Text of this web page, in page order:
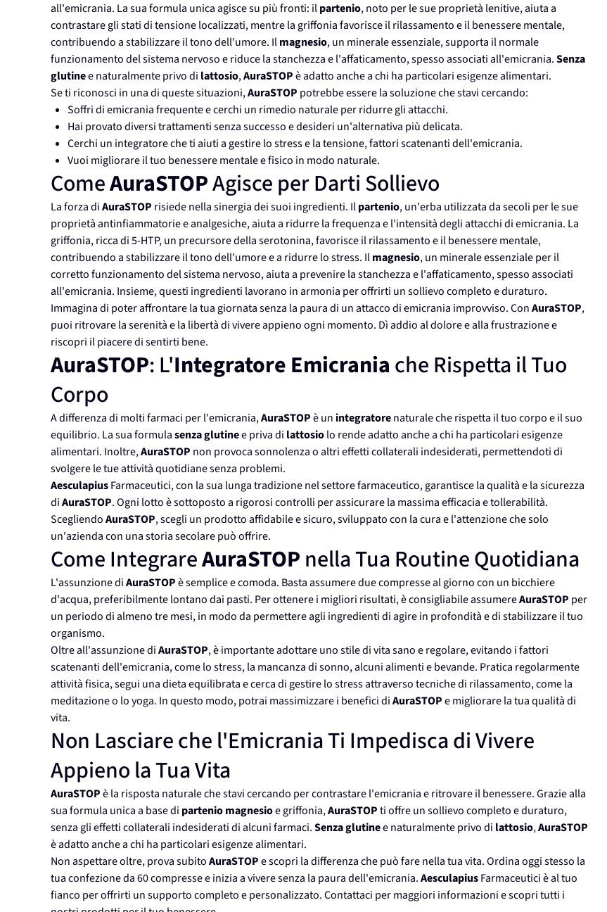
all'emicrania. La sua formula unica agisce su più fronti: ilpartenio, noto per le sue proprietà lenitive, aiuta a
contrastare gli stati di tensione localizzati, mentre la griffonia favorisce il rilassamento e il benessere mentale,
contribuendo a stabilizzare il tono dell'umore. Ilmagnesio, un minerale essenziale, supporta il normale
funzionamento del sistema nervoso e riduce la stanchezza e l'affaticamento, spesso associati all'emicrania.Senza
glutinee naturalmente privo di lattosio,AuraSTOPè adatto anche a chi ha particolari esigenze alimentari.
Se ti riconosci in una di queste situazioni,AuraSTOP potrebbe essere la soluzione che stavi cercando:
Soffri di emicrania frequente e cerchi un rimedio naturale per ridurre gli attacchi.
Hai provato diversi trattamenti senza successo e desideri un'alternativa più delicata.
Cerchi un integratore che ti aiuti a gestire lo stress e la tensione, fattori scatenanti dell'emicrania.
Vuoi migliorare il tuo benessere mentale e fisico in modo naturale.
ComeAuraSTOPAgisce per Darti Sollievo
La forza diAuraSTOP risiede nella sinergia dei suoi ingredienti. Ilpartenio, un'erba utilizzata da secoli per le sue
proprietà antinfiammatorie e analgesiche, aiuta a ridurre la frequenza e l'intensità degli attacchi di emicrania. La
griffonia, ricca di 5-HTP, un precursore della serotonina, favorisce il rilassamento e il benessere mentale,
contribuendo a stabilizzare il tono dell'umore e a ridurre lo stress. Ilmagnesio, un minerale essenziale per il
corretto funzionamento del sistema nervoso, aiuta a prevenire la stanchezza e l'affaticamento, spesso associati
all'emicrania. Insieme, questi ingredienti lavorano in armonia per offrirti un sollievo completo e duraturo.
Immagina di poter affrontare la tua giornata senza la paura di un attacco di emicrania improvviso. ConAuraSTOP,
puoi ritrovare la serenità e la libertà di vivere appieno ogni momento. Dì addio al dolore e alla frustrazione e
riscopri il piacere di sentirti bene.
AuraSTOP: L'Integratore Emicraniache Rispetta il Tuo
Corpo
A differenza di molti farmaci per l'emicrania,AuraSTOPè un integratorenaturale che rispetta il tuo corpo e il suo
equilibrio. La sua formulasenza glutinee priva di lattosiolo rende adatto anche a chi ha particolari esigenze
alimentari. Inoltre,AuraSTOP non provoca sonnolenza o altri effetti collaterali indesiderati, permettendoti di
svolgere le tue attività quotidiane senza problemi.
AesculapiusFarmaceutici, con la sua lunga tradizione nel settore farmaceutico, garantisce la qualità e la sicurezza
diAuraSTOP. Ogni lotto è sottoposto a rigorosi controlli per assicurare la massima efficacia e tollerabilità.
ScegliendoAuraSTOP, scegli un prodotto affidabile e sicuro, sviluppato con la cura e l'attenzione che solo
un'azienda con una storia secolare può offrire.
Come IntegrareAuraSTOPnella Tua Routine Quotidiana
L'assunzione diAuraSTOPè semplice e comoda. Basta assumere due compresse al giorno con un bicchiere
d'acqua, preferibilmente lontano dai pasti. Per ottenere i migliori risultati, è consigliabile assumereAuraSTOP per
un periodo di almeno tre mesi, in modo da permettere agli ingredienti di agire in profondità e di stabilizzare il tuo
organismo.
Oltre all'assunzione diAuraSTOP, è importante adottare uno stile di vita sano e regolare, evitando i fattori
scatenanti dell'emicrania, come lo stress, la mancanza di sonno, alcuni alimenti e bevande. Pratica regolarmente
attività fisica, segui una dieta equilibrata e cerca di gestire lo stress attraverso tecniche di rilassamento, come la
meditazione o lo yoga. In questo modo, potrai massimizzare i benefici diAuraSTOPe migliorare la tua qualità di
vita.
Non Lasciare che l'Emicrania Ti Impedisca di Vivere
Appieno la Tua Vita
AuraSTOPè la risposta naturale che stavi cercando per contrastare l'emicrania e ritrovare il benessere. Grazie alla
sua formula unica a base di partenio magnesioe griffonia,AuraSTOPti offre un sollievo completo e duraturo,
senza gli effetti collaterali indesiderati di alcuni farmaci.Senza glutinee naturalmente privo di lattosio,AuraSTOP
è adatto anche a chi ha particolari esigenze alimentari.
Non aspettare oltre, prova subitoAuraSTOPe scopri la differenza che può fare nella tua vita. Ordina oggi stesso la
tua confezione da 60 compresse e inizia a vivere senza la paura dell'emicrania.AesculapiusFarmaceutici è al tuo
fianco per offrirti un supporto completo e personalizzato. Contattaci per maggiori informazioni e scopri tutti i